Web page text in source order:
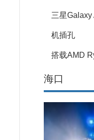
三星
机插孔
搭载AMD
海口